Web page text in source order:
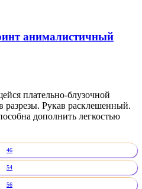
анималистичный
плательно-блузочной
Рукав расклешенный.
дополнить легкостью
46
54
56